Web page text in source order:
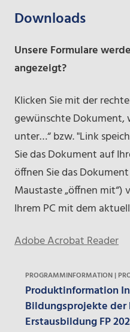
Downloads
Unsere Formulare
angezeigt?
Klicken Sie mit der
gewünschte Dokument,
unter…“ bzw. "Link
Sie das Dokument auf
öffnen Sie das
Maustaste „öffnen mit“)
Ihrem PC mit dem
Adobe Acrobat Reader
PROGRAMMINFORMATION |
Produktinformation
Bildungsprojekte der
Erstausbildung FP